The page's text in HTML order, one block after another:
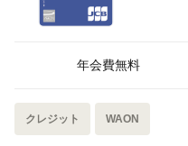
年会費無料
クレジット WAON